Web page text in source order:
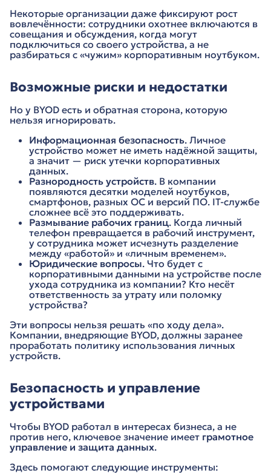
Некоторые организации даже фиксируют рост
вовлечённости: сотрудники охотнее включаются в
совещания и обсуждения, когда могут
подключиться со своего устройства, а не
разбираться с «чужим» корпоративным ноутбуком.
Возможные риски и недостатки
Но у BYOD есть и обратная сторона, которую
нельзя игнорировать.
Информационная безопасность. Личное
устройство может не иметь надёжной защиты,
а значит — риск утечки корпоративных
данных.
Разнородность устройств. В компании
появляются десятки моделей ноутбуков,
смартфонов, разных ОС и версий ПО. IT-службе
сложнее всё это поддерживать.
Размывание рабочих границ. Когда личный
телефон превращается в рабочий инструмент,
у сотрудника может исчезнуть разделение
между «работой» и «личным временем».
Юридические вопросы. Что будет с
корпоративными данными на устройстве после
ухода сотрудника из компании? Кто несёт
ответственность за утрату или поломку
устройства?
Эти вопросы нельзя решать «по ходу дела».
Компании, внедряющие BYOD, должны заранее
проработать политику использования личных
устройств.
Безопасность и управление
устройствами
Чтобы BYOD работал в интересах бизнеса, а не
против него, ключевое значение имеет грамотное
управление и защита данных.
Здесь помогают следующие инструменты: